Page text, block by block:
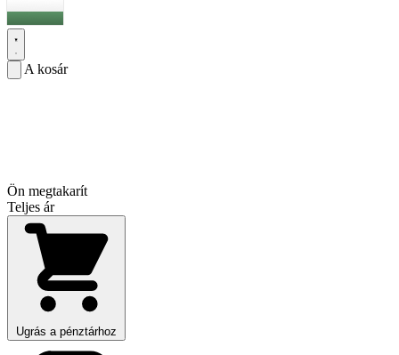
A kosár
Ön megtakarít
Teljes ár
Ugrás a pénztárhoz